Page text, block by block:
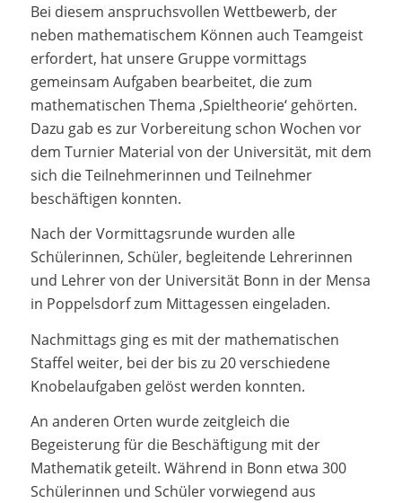
Bei diesem anspruchsvollen Wettbewerb, der
neben mathematischem Können auch Teamgeist
erfordert, hat unsere Gruppe vormittags
gemeinsam Aufgaben bearbeitet, die zum
mathematischen Thema ‚Spieltheorie‘ gehörten.
Dazu gab es zur Vorbereitung schon Wochen vor
dem Turnier Material von der Universität, mit dem
sich die Teilnehmerinnen und Teilnehmer
beschäftigen konnten.
Nach der Vormittagsrunde wurden alle
Schülerinnen, Schüler, begleitende Lehrerinnen
und Lehrer von der Universität Bonn in der Mensa
in Poppelsdorf zum Mittagessen eingeladen.
Nachmittags ging es mit der mathematischen
Staffel weiter, bei der bis zu 20 verschiedene
Knobelaufgaben gelöst werden konnten.
An anderen Orten wurde zeitgleich die
Begeisterung für die Beschäftigung mit der
Mathematik geteilt. Während in Bonn etwa 300
Schülerinnen und Schüler vorwiegend aus